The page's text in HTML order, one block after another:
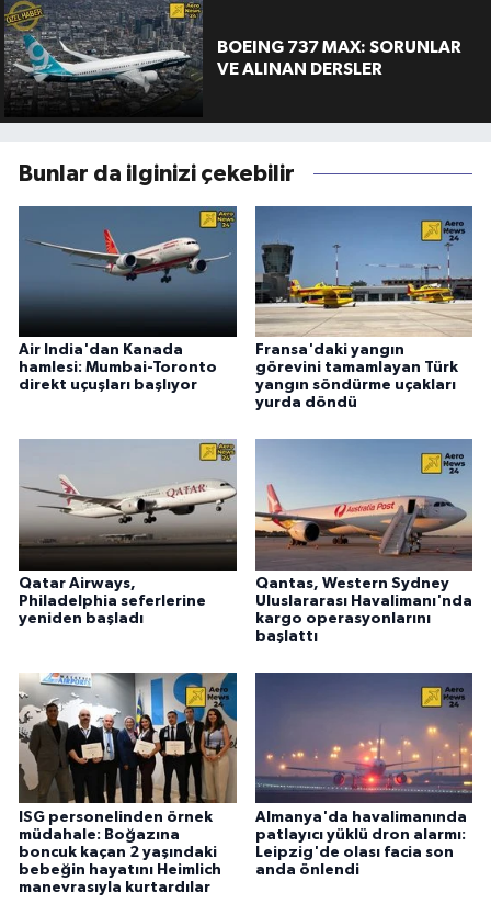
BOEING 737 MAX: SORUNLAR
VE ALINAN DERSLER
Bunlar da ilginizi çekebilir
Air India'dan Kanada
hamlesi: Mumbai-Toronto
direkt uçuşları başlıyor
Fransa'daki yangın
görevini tamamlayan Türk
yangın söndürme uçakları
yurda döndü
Qatar Airways,
Philadelphia seferlerine
yeniden başladı
Qantas, Western Sydney
Uluslararası Havalimanı'nda
kargo operasyonlarını
başlattı
ISG personelinden örnek
müdahale: Boğazına
boncuk kaçan 2 yaşındaki
bebeğin hayatını Heimlich
manevrasıyla kurtardılar
Almanya'da havalimanında
patlayıcı yüklü dron alarmı:
Leipzig'de olası facia son
anda önlendi